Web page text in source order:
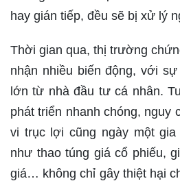
hay gián tiếp, đều sẽ bị xử lý
Thời gian qua, thị trường
nhận nhiều biến động, với
lớn từ nhà đầu tư cá nhân.
phát triển nhanh chóng, nguy
vi trục lợi cũng ngày một
như thao túng giá cổ phiếu,
giá… không chỉ gây thiệt hại